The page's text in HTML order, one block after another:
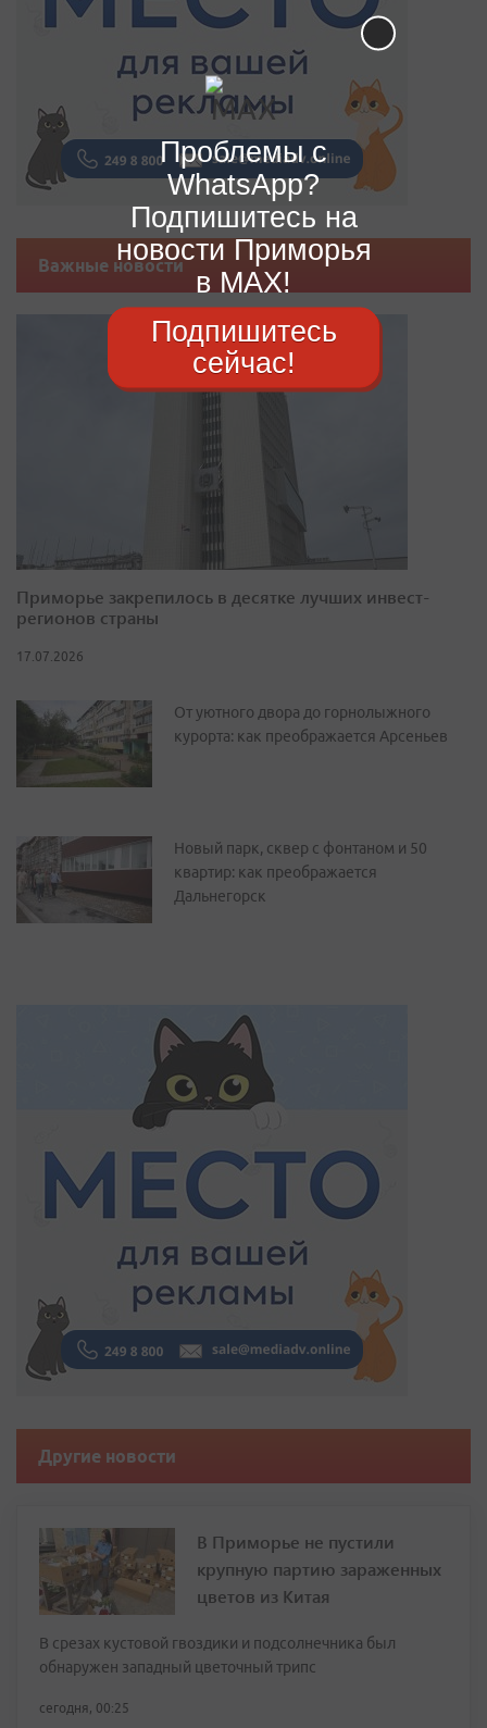
Важные новости
Приморье закрепилось в десятке лучших инвест-
регионов страны
17.07.2026
От уютного двора до горнолыжного
курорта: как преображается Арсеньев
Новый парк, сквер с фонтаном и 50
квартир: как преображается
Дальнегорск
Другие новости
В Приморье не пустили
крупную партию зараженных
цветов из Китая
В срезах кустовой гвоздики и подсолнечника был
обнаружен западный цветочный трипс
сегодня, 00:25
Проблемы с
WhatsApp?
Подпишитесь на
новости Приморья
в MAX!
Подпишитесь
сейчас!